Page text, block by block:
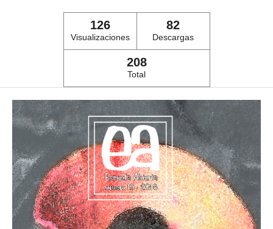
126
Visualizaciones
82
Descargas
208
Total